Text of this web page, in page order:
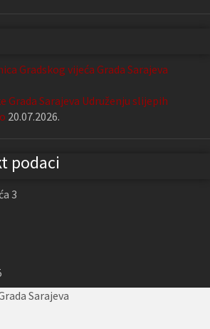
Gradskog vijeća Grada Sarajeva
Grada Sarajeva Udruženju slijepih
20.07.2026.
podaci
3
Sarajeva